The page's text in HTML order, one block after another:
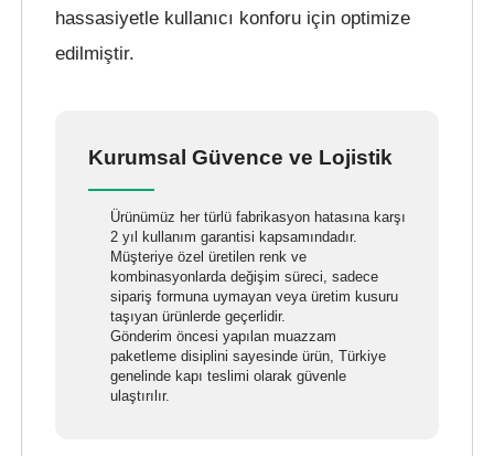
hassasiyetle kullanıcı konforu için optimize
edilmiştir.
Kurumsal Güvence ve Lojistik
Ürünümüz her türlü fabrikasyon hatasına karşı
2 yıl kullanım garantisi kapsamındadır.
Müşteriye özel üretilen renk ve
kombinasyonlarda değişim süreci, sadece
sipariş formuna uymayan veya üretim kusuru
taşıyan ürünlerde geçerlidir.
Gönderim öncesi yapılan muazzam
paketleme disiplini sayesinde ürün, Türkiye
genelinde kapı teslimi olarak güvenle
ulaştırılır.